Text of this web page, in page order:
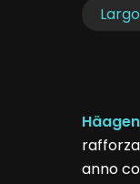
anno